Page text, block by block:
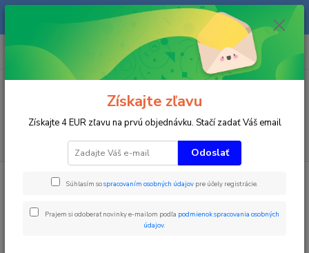
Na našom eshope sa priebežne pracuje a tovar sa priebežne dopĺňa. radi
Vás obslúžime i telefonicky na +421 911 906 066.
+421903906066
(Po-Pia, 9-16 hod.)
Pomôcky pre trénerov
Hliníkový kľúč na snowboardové
Získajte zľavu
Získajte 4 EUR zľavu na prvú objednávku. Stačí zadať Váš email
Odoslať
Súhlasím sospracovaním osobných údajov pre účely registrácie.
Prajem si odoberať novinky e-mailom podľa podmienok spracovania osobných
údajov